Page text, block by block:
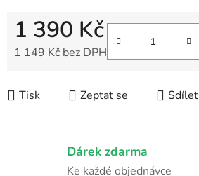
1 390 Kč
1 149 Kč bez DPH
Tisk Zeptat se Sdílet
Dárek zdarma
Ke každé objednávce